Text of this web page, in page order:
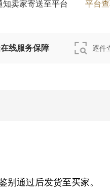
卖家寄送至平台 平台
线服务保障 逐件
别通过后发货至买家。